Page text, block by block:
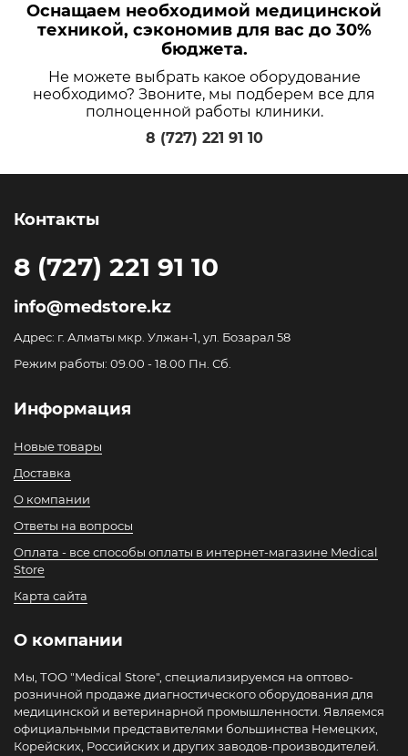
Оснащаем необходимой медицинской
техникой, сэкономив для вас до 30%
бюджета.
Не можете выбрать какое оборудование
необходимо? Звоните, мы подберем все для
полноценной работы клиники.
8 (727) 221 91 10
Контакты
8 (727) 221 91 10
info@medstore.kz
Адрес: г. Алматы мкр. Улжан-1, ул. Бозарал 58
Режим работы: 09.00 - 18.00 Пн. Сб.
Информация
Новые товары
Доставка
О компании
Ответы на вопросы
Оплата - все способы оплаты в интернет-магазине Medical
Store
Карта сайта
О компании
Мы, ТОО "Medical Store", специализируемся на оптово-
розничной продаже диагностического оборудования для
медицинской и ветеринарной промышленности. Являемся
официальными представителями большинства Немецких,
Корейских, Российских и других заводов-производителей.